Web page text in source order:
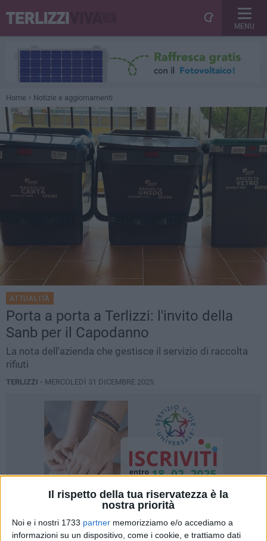
Il rispetto della tua riservatezza è la
nostra priorità
Noi e i nostri 1733 partner memorizziamo e/o accediamo a
informazioni su un dispositivo, come i cookie, e trattiamo dati
MENU
Home Notizie e aggiornamenti
ATTUALITÀ
Porta a porta a Terlizzi: l'invito della
Sanb per il Capodanno
La nota dell'azienda che gestisce il servizio di raccolta
rifiuti
TERLIZZI - MERCOLEDÌ 31 DICEMBRE 2025